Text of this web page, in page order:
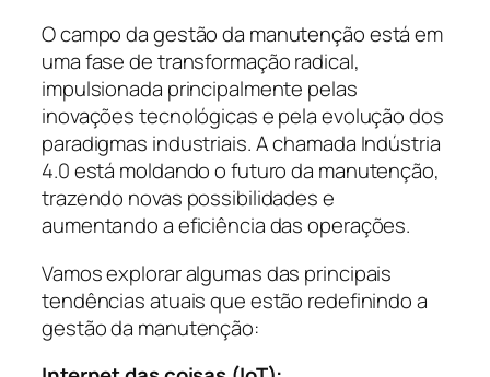
O campo da gestão da manutenção está em
uma fase de transformação radical,
impulsionada principalmente pelas
inovações tecnológicas e pela evolução dos
paradigmas industriais. A chamada Indústria
4.0 está moldando o futuro da manutenção,
trazendo novas possibilidades e
aumentando a eficiência das operações.
Vamos explorar algumas das principais
tendências atuais que estão redefinindo a
gestão da manutenção: